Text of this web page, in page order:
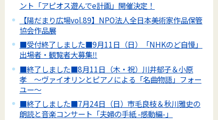
ント「アピオス遊んでe計画」開催決定！
【陽だまり広場vol.89】NPO法人全日本美術家作品保管
協会作品展
■受付終了しました■9月11日（日）「NHKのど自慢」
出場者・観覧者大募集‼
■終了しました■8月11日（木・祝）川井郁子＆小原
孝 ～ヴァイオリンとピアノによる「名曲物語」フォー
ユー～
■終了しました■7月24日（日）市毛良枝＆秋川雅史の
朗読と音楽コンサート「夫婦の手紙 -感動編-」